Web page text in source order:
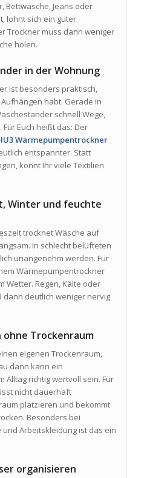
Bettwäsche, Jeans oder
lohnt sich ein guter
Trockner muss dann weniger
holen.
in der Wohnung
ist besonders praktisch,
habt. Gerade in
schnell Wege,
Euch heißt das: Der
Wärmepumpentrockner
entspannter. Statt
könnt Ihr viele Textilien
Winter und feuchte
trocknet Wäsche auf
In schlecht belüfteten
unangenehm werden. Für
Wärmepumpentrockner
Wetter. Regen, Kälte oder
deutlich weniger nervig
Trockenraum
eigenen Trockenraum,
dann kann ein
Alltag richtig wertvoll sein. Für
nicht dauerhaft
platzieren und bekommt
Besonders bei
Arbeitskleidung ist das ein
organisieren